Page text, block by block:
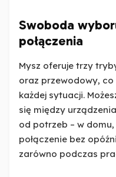
Swoboda
połączenia
Mysz oferuje trzy
oraz przewodowy, co
każdej sytuacji.
się między
od potrzeb – w
połączenie bez
zarówno podczas